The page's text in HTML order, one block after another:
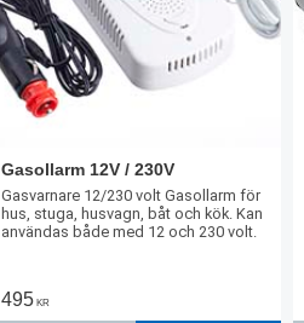
Gasollarm 12V / 230V
Gasvarnare 12/230 volt Gasollarm för
hus, stuga, husvagn, båt och kök. Kan
användas både med 12 och 230 volt.
495 KR